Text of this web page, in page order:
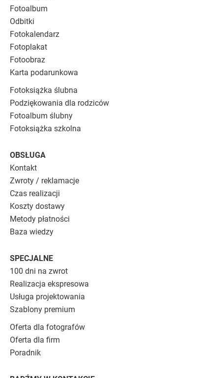
Fotoalbum
Odbitki
Fotokalendarz
Fotoplakat
Fotoobraz
Karta podarunkowa
Fotoksiążka ślubna
Podziękowania dla rodziców
Fotoalbum ślubny
Fotoksiążka szkolna
OBSŁUGA
Kontakt
Zwroty / reklamacje
Czas realizacji
Koszty dostawy
Metody płatności
Baza wiedzy
SPECJALNE
100 dni na zwrot
Realizacja ekspresowa
Usługa projektowania
Szablony premium
Oferta dla fotografów
Oferta dla firm
Poradnik